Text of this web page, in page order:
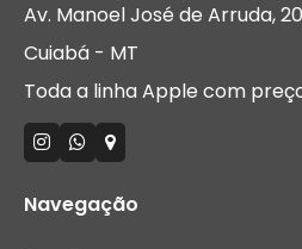
Av. Manoel José de Arruda,
Cuiabá - MT
Toda a linha Apple com
Navegação